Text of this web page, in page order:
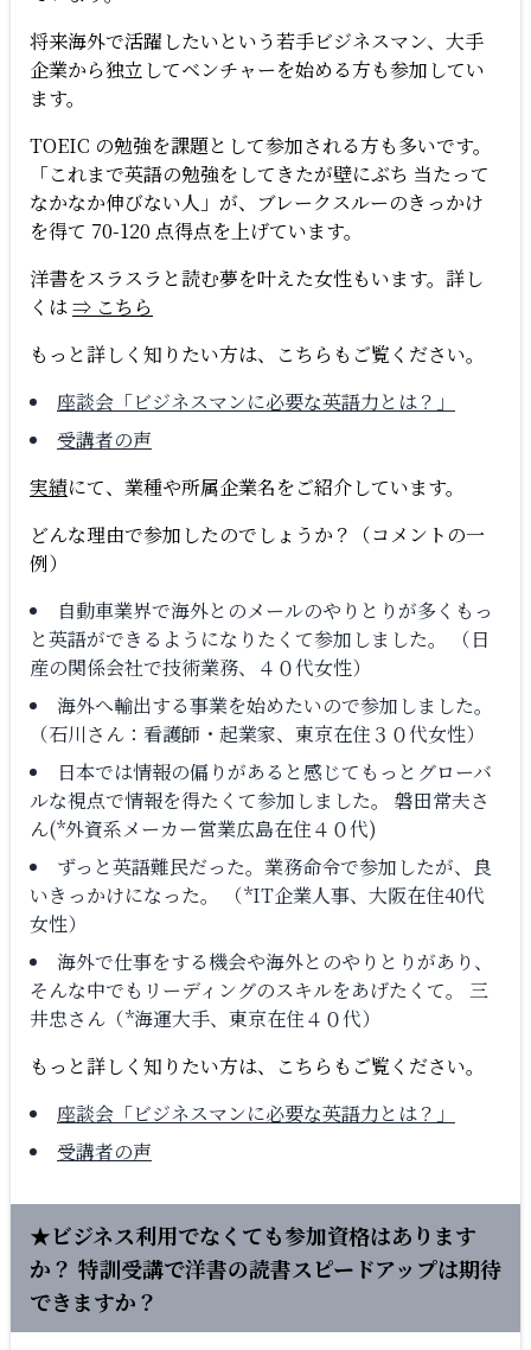
将来海外で活躍したいという若手ビジネスマン、大手
企業から独立してベンチャーを始める方も参加してい
ます。
TOEIC の勉強を課題として参加される方も多いです。
「これまで英語の勉強をしてきたが壁にぶち 当たって
なかなか伸びない人」が、ブレークスルーのきっかけ
を得て 70-120 点得点を上げています。
洋書をスラスラと読む夢を叶えた女性もいます。詳し
くは⇒ こちら
もっと詳しく知りたい方は、こちらもご覧ください。
座談会「ビジネスマンに必要な英語力とは？」
受講者の声
実績にて、業種や所属企業名をご紹介しています。
どんな理由で参加したのでしょうか？（コメントの一
例）
自動車業界で海外とのメールのやりとりが多くもっ
と英語ができるようになりたくて参加しました。 （日
産の関係会社で技術業務、４０代女性）
海外へ輸出する事業を始めたいので参加しました。
（石川さん：看護師・起業家、東京在住３０代女性）
日本では情報の偏りがあると感じてもっとグローバ
ルな視点で情報を得たくて参加しました。 磐田常夫さ
ん(*外資系メーカー営業広島在住４０代)
ずっと英語難民だった。業務命令で参加したが、良
いきっかけになった。 （*IT企業人事、大阪在住40代
女性）
海外で仕事をする機会や海外とのやりとりがあり、
そんな中でもリーディングのスキルをあげたくて。 三
井忠さん（*海運大手、東京在住４０代）
もっと詳しく知りたい方は、こちらもご覧ください。
座談会「ビジネスマンに必要な英語力とは？」
受講者の声
★ビジネス利用でなくても参加資格はあります
か？ 特訓受講で洋書の読書スピードアップは期待
できますか？